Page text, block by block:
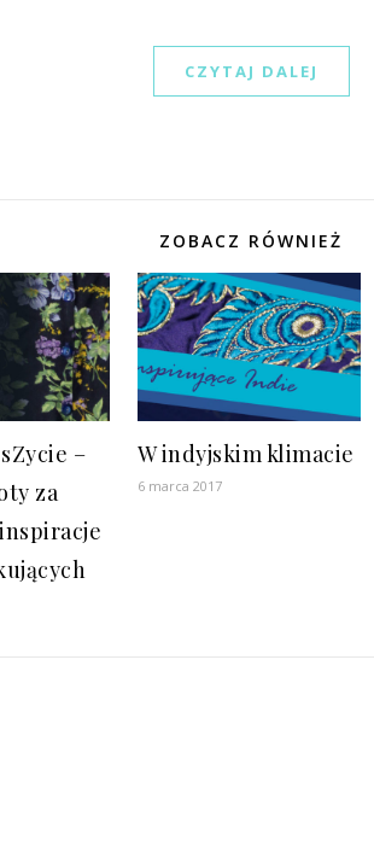
CZYTAJ DALEJ
ZOBACZ RÓWNIEŻ
–
za
W indyjskim klimacie
6 marca 2017